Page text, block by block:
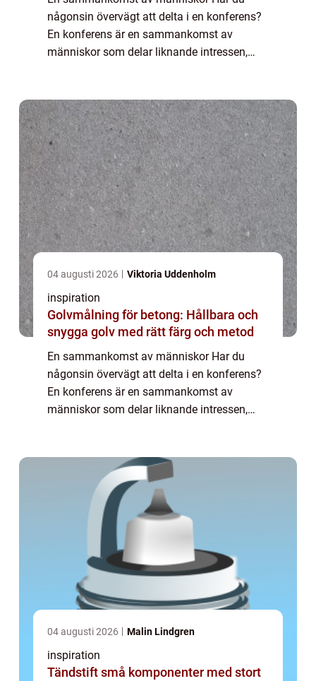
någonsin övervägt att delta i en konferens?
En konferens är en sammankomst av
människor som delar liknande intressen,
04 augusti 2026 Viktoria Uddenholm
inspiration
Golvmålning för betong: Hållbara och
snygga golv med rätt färg och metod
En sammankomst av människor Har du
någonsin övervägt att delta i en konferens?
En konferens är en sammankomst av
människor som delar liknande intressen,
04 augusti 2026 Malin Lindgren
inspiration
Tändstift små komponenter med stort